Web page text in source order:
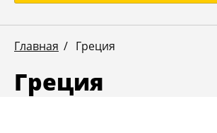
Главная Греция
Греция